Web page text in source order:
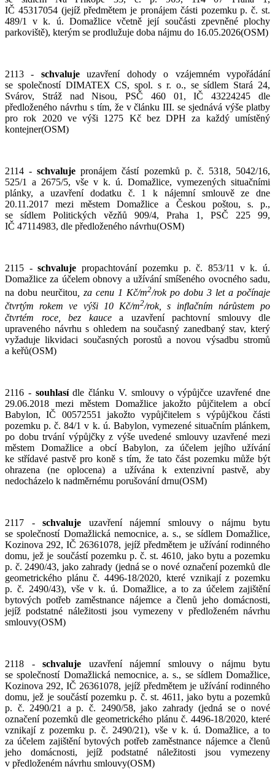
IČ 45317054 (jejíž předmětem je pronájem části pozemku p. č. st.
489/1 v k. ú. Domažlice včetně její součásti zpevněné plochy
parkoviště), kterým se prodlužuje doba nájmu do 16.05.2026(OSM)
2113 - schvalujeuzavření dohody o vzájemném vypořádání
se společností DIMATEX CS, spol. s r. o., se sídlem Stará 24,
Svárov, Stráž nad Nisou, PSČ 460 01, IČ 43224245 dle
předloženého návrhu s tím, že v článku III. se sjednává výše platby
pro rok 2020 ve výši 1275 Kč bez DPH za každý umístěný
kontejner(OSM)
2114 -schvaluje pronájem částí pozemků p. č. 5318, 5042/16,
525/1 a 2675/5, vše v k. ú. Domažlice, vymezených situačními
plánky, a uzavření dodatku č. 1 k nájemní smlouvě ze dne
20.11.2017 mezi městem Domažlice a Českou poštou, s. p.,
se sídlem Politických vězňů 909/4, Praha 1, PSČ 225 99,
IČ 47114983, dle předloženého návrhu(OSM)
2115 -schvaluje propachtování pozemku p. č. 853/11 v k. ú.
Domažlice za účelem obnovy a užívání smíšeného ovocného sadu,
na dobu neurčitou , za cenu 1 Kč/m2/rok po dobu 3 let a počínaje
čtvrtým rokem ve výši 10Kč/m2/rok, s inflačním nárůstempo
čtvrtém roce, bez kaucea uzavření pachtovní smlouvy dle
upraveného návrhu s ohledem na současný zanedbaný stav, který
vyžaduje likvidaci současných porostů a novou výsadbu stromů
a keřů(OSM)
2116 - souhlasídle článku V. smlouvy o výpůjčce uzavřené dne
29.06.2018 mezi městem Domažlice jakožto půjčitelem a obcí
Babylon, IČ 00572551 jakožto vypůjčitelem s výpůjčkou části
pozemku p. č. 84/1 v k. ú. Babylon, vymezené situačním plánkem,
po dobu trvání výpůjčky z výše uvedené smlouvy uzavřené mezi
městem Domažlice a obcí Babylon, za účelem jejího užívání
ke střídavé pastvě pro koně s tím, že tato část pozemku může být
ohrazena (ne oplocena) a užívána k extenzivní pastvě, aby
nedocházelo k nadměrnému porušování drnu(OSM)
2117 - schvaluje uzavření nájemní smlouvy o nájmu bytu
se společností Domažlická nemocnice, a. s., se sídlem Domažlice,
Kozinova 292, IČ 26361078, jejíž předmětem je užívání rodinného
domu, jež je součástí pozemku p. č. st. 4610, jako bytu a pozemku
p. č. 2490/43, jako zahrady (jedná se o nové označení pozemků dle
geometrického plánu č. 4496-18/2020, které vznikají z pozemku
p. č. 2490/43), vše v k. ú. Domažlice, a to za účelem zajištění
bytových potřeb zaměstnance nájemce a členů jeho domácnosti,
jejíž podstatné náležitosti jsou vymezeny v předloženém návrhu
smlouvy(OSM)
2118 - schvaluje uzavření nájemní smlouvy o nájmu bytu
se společností Domažlická nemocnice, a. s., se sídlem Domažlice,
Kozinova 292, IČ 26361078, jejíž předmětem je užívání rodinného
domu, jež je součástí pozemku p. č. st. 4611, jako bytu a pozemků
p. č. 2490/21 a p. č. 2490/58, jako zahrady (jedná se o nové
označení pozemků dle geometrického plánu č. 4496-18/2020, které
vznikají z pozemku p. č. 2490/21), vše v k. ú. Domažlice, a to
za účelem zajištění bytových potřeb zaměstnance nájemce a členů
jeho domácnosti, jejíž podstatné náležitosti jsou vymezeny
v předloženém návrhu smlouvy(OSM)